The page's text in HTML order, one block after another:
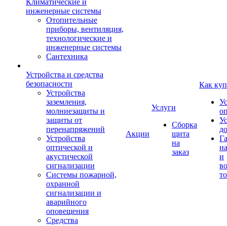
Климатические и
инженерные системы
Отопительные
приборы, вентиляция,
технологические и
инженерные системы
Сантехника
Устройства и средства
безопасности
Устройства
заземления,
молниезащиты и
защиты от
перенапряжений
Устройства
оптической и
акустической
сигнализации
Системы пожарной,
охранной
сигнализации и
аварийного
оповещения
Средства
Акции
Услуги
Сборка
щита
на
заказ
Как
и